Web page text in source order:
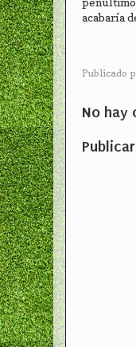
acabaría
Publicado
No hay